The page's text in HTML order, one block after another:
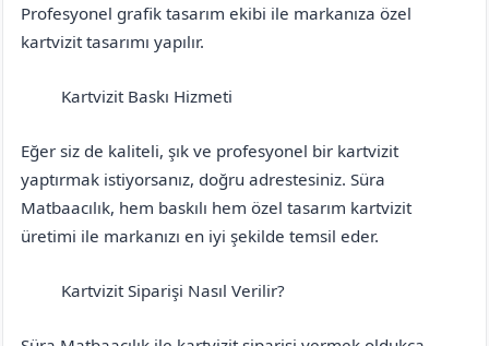
Profesyonel grafik tasarım ekibi ile markanıza özel
kartvizit tasarımı yapılır.
Kartvizit Baskı Hizmeti
Eğer siz de kaliteli, şık ve profesyonel bir kartvizit
yaptırmak istiyorsanız, doğru adrestesiniz. Süra
Matbaacılık, hem baskılı hem özel tasarım kartvizit
üretimi ile markanızı en iyi şekilde temsil eder.
Kartvizit Siparişi Nasıl Verilir?